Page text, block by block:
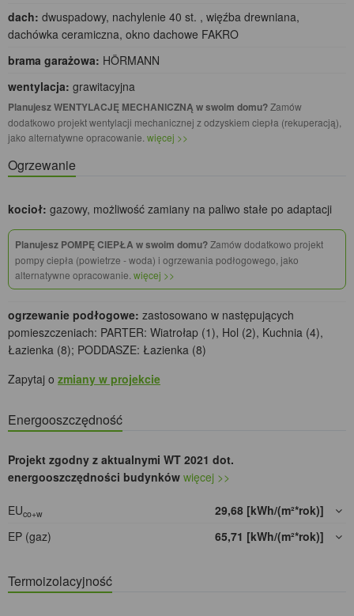
dach: dwuspadowy, nachylenie 40 st. , więźba drewniana,
dachówka ceramiczna, okno dachowe FAKRO
brama garażowa: HÖRMANN
wentylacja: grawitacyjna
Planujesz WENTYLACJĘ MECHANICZNĄ w swoim domu?Zamów
dodatkowo projekt wentylacji mechanicznej z odzyskiem ciepła (rekuperacją),
jako alternatywne opracowanie. więcej >>
Ogrzewanie
kocioł: gazowy, możliwość zamiany na paliwo stałe po adaptacji
Planujesz POMPĘ CIEPŁA w swoim domu?Zamów dodatkowo projekt
pompy ciepła (powietrze - woda) i ogrzewania podłogowego, jako
alternatywne opracowanie. więcej >>
ogrzewanie podłogowe: zastosowano w następujących
pomieszczeniach: PARTER: Wiatrołap (1), Hol (2), Kuchnia (4),
Łazienka (8); PODDASZE: Łazienka (8)
Zapytaj o zmiany w projekcie
Energooszczędność
Projekt zgodny z aktualnymi WT 2021 dot.
energooszczędności budynków więcej >>
EUco+w
29,68 [kWh/(m²*rok)]
EP (gaz)
65,71 [kWh/(m²*rok)]
Termoizolacyjność